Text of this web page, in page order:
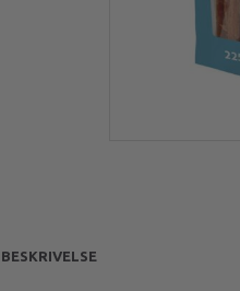
BESKRIVELSE